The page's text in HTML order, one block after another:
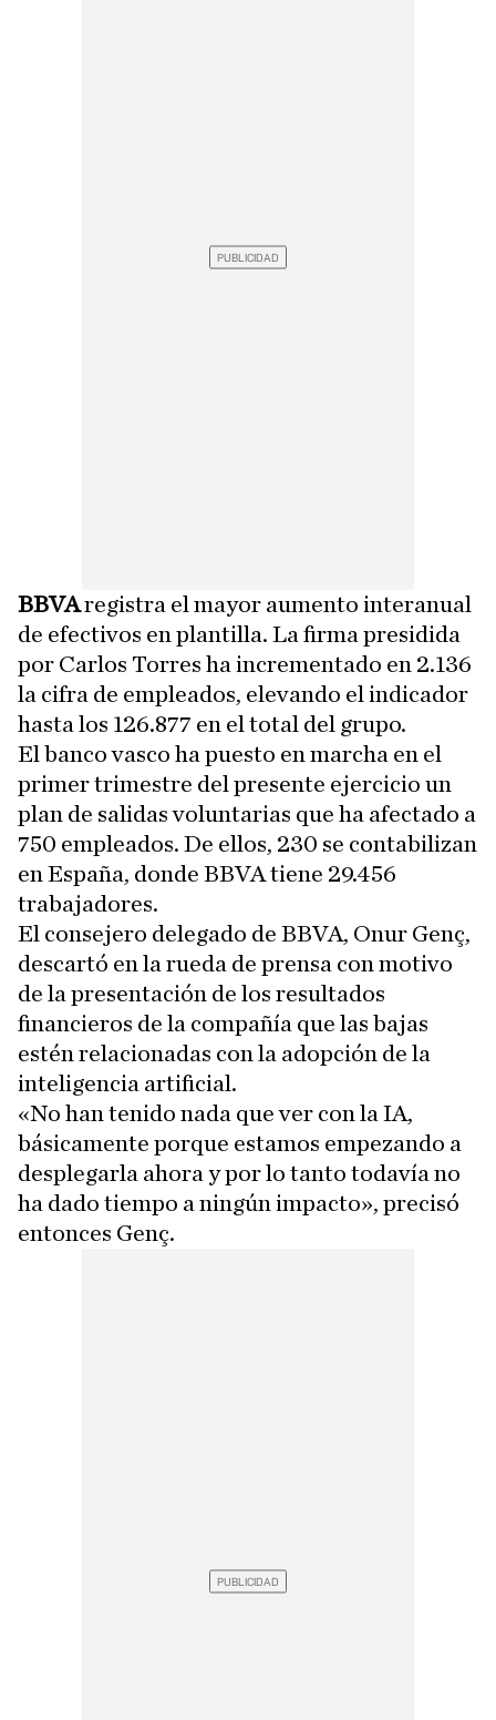
BBVAregistra el mayor aumento interanual
de efectivos en plantilla. La firma presidida
por Carlos Torres ha incrementado en 2.136
la cifra de empleados, elevando el indicador
hasta los 126.877 en el total del grupo.
El banco vasco ha puesto en marcha en el
primer trimestre del presente ejercicio un
plan de salidas voluntarias que ha afectado a
750 empleados. De ellos, 230 se contabilizan
en España, donde BBVA tiene 29.456
trabajadores.
El consejero delegado de BBVA, Onur Genç,
descartó en la rueda de prensa con motivo
de la presentación de los resultados
financieros de la compañía que las bajas
estén relacionadas con la adopción de la
inteligencia artificial.
«No han tenido nada que ver con la IA,
básicamente porque estamos empezando a
desplegarla ahora y por lo tanto todavía no
ha dado tiempo a ningún impacto», precisó
entonces Genç.